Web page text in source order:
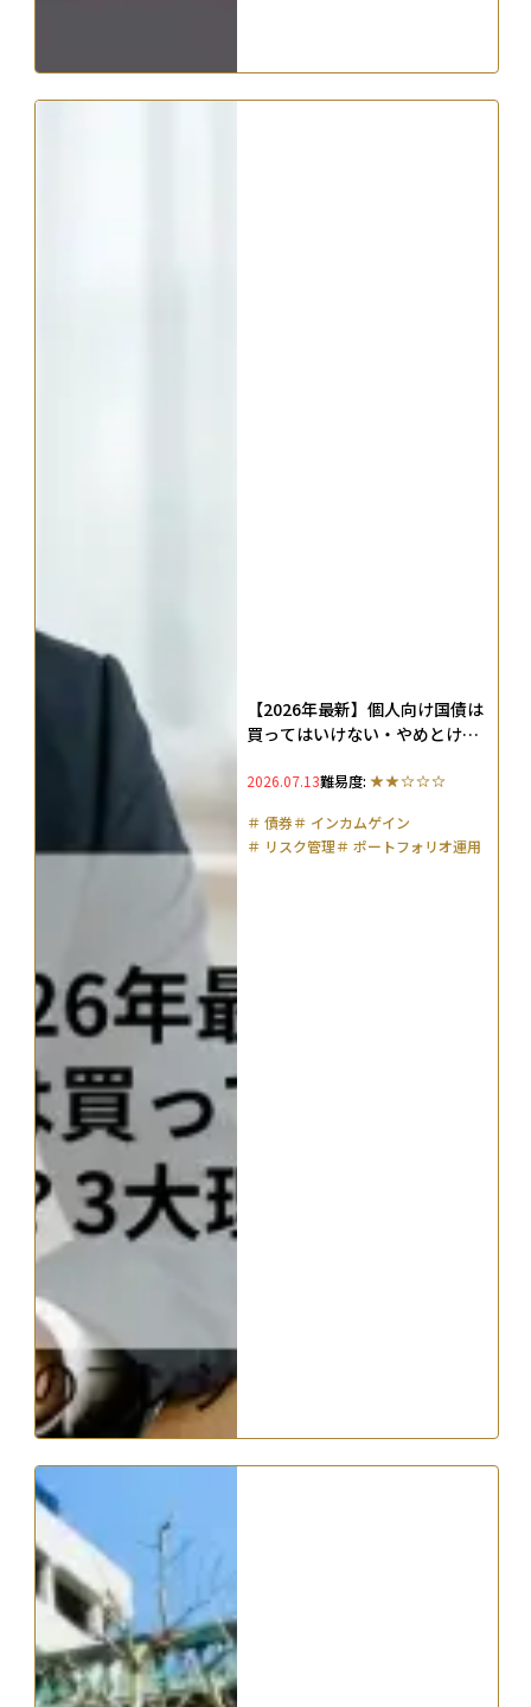
【2026年最新】個人向け国債は
買ってはいけない・やめとけ？3
2026.07.13難易度:
＃ 債券＃ インカムゲイン
＃ リスク管理＃ ポートフォリオ運用